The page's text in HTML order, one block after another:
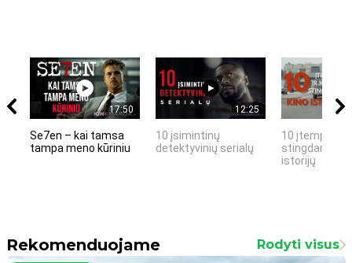
17:50
Se7en – kai tamsa
tampa meno kūriniu
12:25
10 įsimintinų
detektyvinių serialų
10 įtemptų,
stingdančių
istorijų
Rekomenduojame Rodyti visus